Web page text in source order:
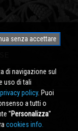
senza accettare
di navigazione sul
uso di tali
privacy policy. Puoi
a tutti o
''Personalizza''
cookies info.